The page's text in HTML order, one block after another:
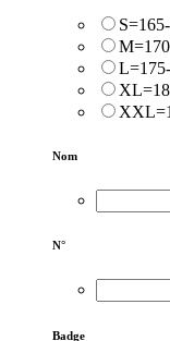
Nom
N°
Badge